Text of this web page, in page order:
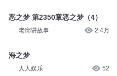
恶之梦 第2350章恶之梦（4）
老邱讲故事 2.4万
海之梦
人人娱乐 52